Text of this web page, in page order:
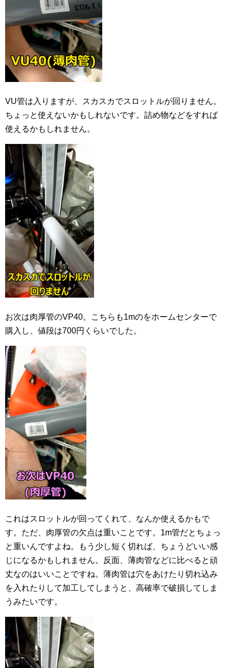
VU管は入りますが、スカスカでスロットルが回りません。
ちょっと使えないかもしれないです。詰め物などをすれば
使えるかもしれません。
お次は肉厚管のVP40。こちらも1mのをホームセンターで
購入し、値段は700円くらいでした。
これはスロットルが回ってくれて、なんか使えるかもで
す。ただ、肉厚管の欠点は重いことです。1m管だとちょっ
と重いんですよね。もう少し短く切れば、ちょうどいい感
じになるかもしれません。反面、薄肉管などに比べると頑
丈なのはいいことですね。薄肉管は穴をあけたり切れ込み
を入れたりして加工してしまうと、高確率で破損してしま
うみたいです。